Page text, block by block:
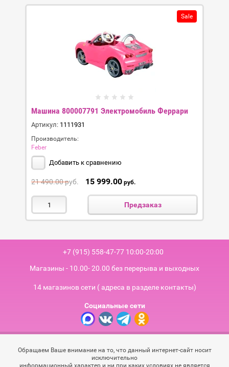
Sale
Машина 800007791 Электромобиль Феррари
Артикул: 1111931
Производитель:
Feber
Добавить к сравнению
21 490.00руб. 15 999.00 руб.
Предзаказ
+7 (915) 558-47-77 10:00-20:00
Магазины - 10.00- 20.00 без перерыва и выходных
14 магазинов сети ( адреса в разделе контакты)
Социальные сети
Обращаем Ваше внимание на то, что данный интернет-сайт носит
исключительно
информационный характер и ни при каких условиях не является